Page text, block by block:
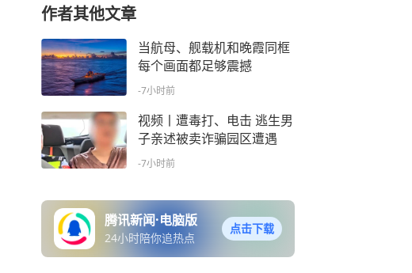
作者其他文章
当航母、舰载机和晚霞同框
每个画面都足够震撼
-7小时前
视频丨遭毒打、电击 逃生男
子亲述被卖诈骗园区遭遇
-7小时前
腾讯新闻·电脑版
24小时陪你追热点
点击下载